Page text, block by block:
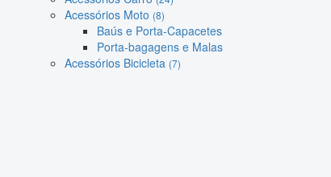
Acessórios Moto (8)
Baús e Porta-Capacetes
Porta-bagagens e Malas
Acessórios Bicicleta (7)